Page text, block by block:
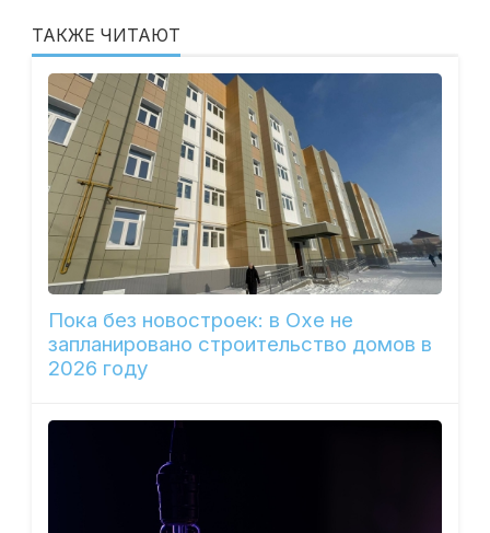
ТАКЖЕ ЧИТАЮТ
Пока без новостроек: в Охе не
запланировано строительство домов в
2026 году